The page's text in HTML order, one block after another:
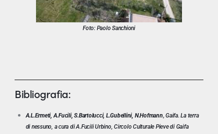
Foto: Paolo Sanchioni
Bibliografia:
A.L.Ermeti, A.Fucili, S.Bartolucci, L.Gubellini, N.Hofmann,Gaifa. La terra
di nessuno, a cura di A.Fucili Urbino, Circolo Culturale Pieve di Gaifa